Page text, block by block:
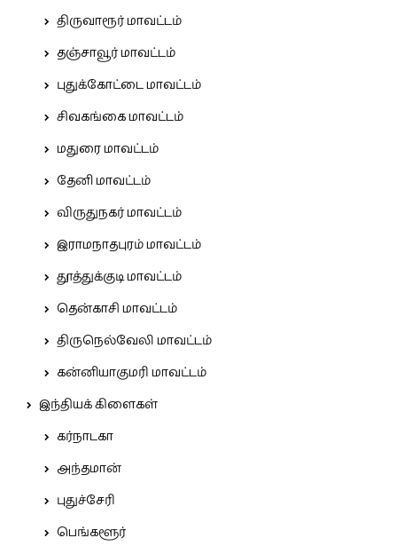
திருவாரூர் மாவட்டம்
தஞ்சாவூர் மாவட்டம்
புதுக்கோட்டை மாவட்டம்
சிவகங்கை மாவட்டம்
மதுரை மாவட்டம்
தேனி மாவட்டம்
விருதுநகர் மாவட்டம்
இராமநாதபுரம் மாவட்டம்
தூத்துக்குடி மாவட்டம்
தென்காசி மாவட்டம்
திருநெல்வேலி மாவட்டம்
கன்னியாகுமரி மாவட்டம்
இந்தியக் கிளைகள்
கர்நாடகா
அந்தமான்
புதுச்சேரி
பெங்களூர்